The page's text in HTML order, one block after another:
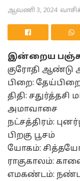
ஆவணி 3, 2024
இன்றைய
குரோதி ஆண்டு
பிறை:
திதி:
அமாவாசை
நட்சத்திரம்:
பிறகு பூசம்
யோகம்:
ராகுகாலம்:
எமகண்டம்: